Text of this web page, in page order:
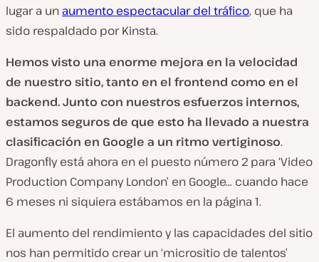
lugar a un aumento espectacular del tráfico, que ha
sido respaldado por Kinsta.
Hemos visto una enorme mejora en la velocidad
de nuestro sitio, tanto en el frontend como en el
backend. Junto con nuestros esfuerzos internos,
estamos seguros de que esto ha llevado a nuestra
clasificación en Google a un ritmo vertiginoso.
Dragonfly está ahora en el puesto número 2 para ‘Video
Production Company London’ en Google… cuando hace
6 meses ni siquiera estábamos en la página 1.
El aumento del rendimiento y las capacidades del sitio
nos han permitido crear un ‘micrositio de talentos’